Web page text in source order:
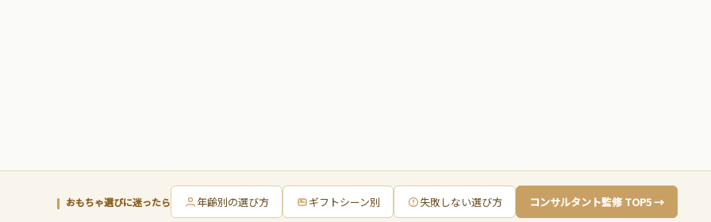
おもちゃ選びに迷ったら 年齢別の選び方 ギフトシーン別 失敗しない選び方 コンサルタント監修 TOP5 →